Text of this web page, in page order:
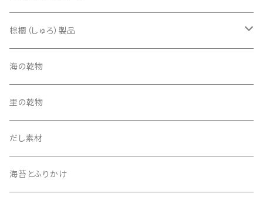
4500円セット
5500円セット
その他
5000円セット
棕櫚（しゅろ）製品
ほうき
たわし
その他
海の乾物
里の乾物
だし素材
海苔とふりかけ